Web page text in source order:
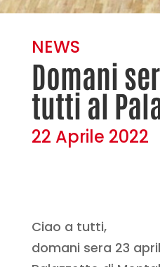
NEWS
Domani
tutti al
22 Aprile 2022
Ciao a tutti,
domani sera 23